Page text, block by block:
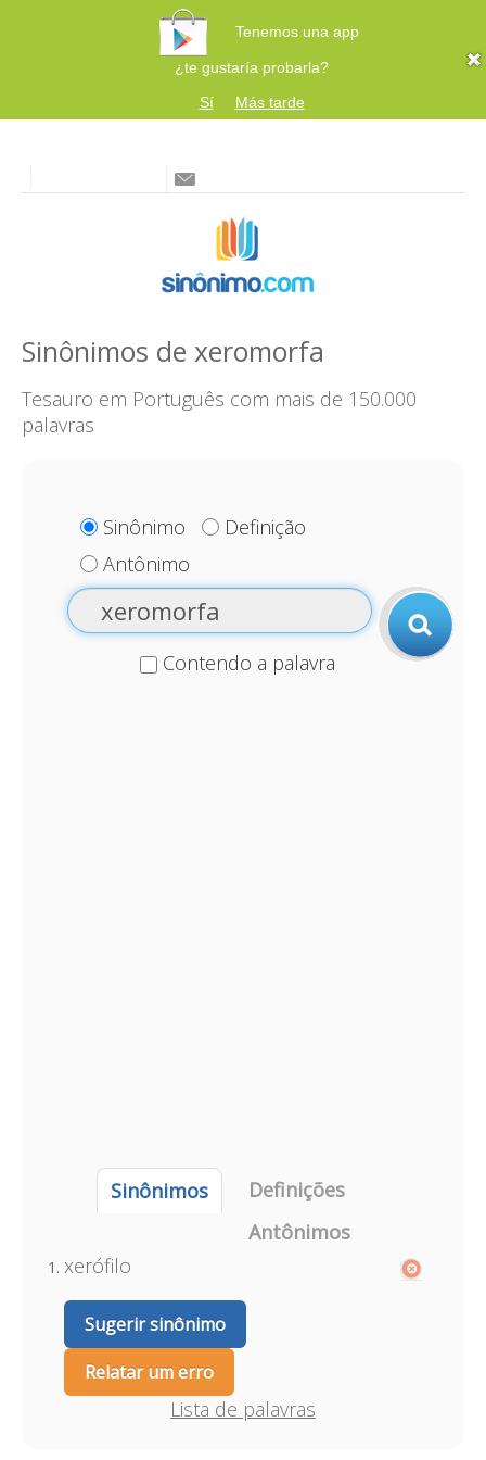
Tenemos una app
¿te gustaría probarla?
Sí
Más tarde
Sinônimos de xeromorfa
Tesauro em Português com mais de 150.000
palavras
Sinônimo
Definição
Antônimo
Contendo a palavra
Sinônimos
Definições
Antônimos
xerófilo
Sugerir sinônimo
Relatar um erro
Lista de palavras